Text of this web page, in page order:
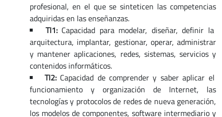
profesional, en el que se sinteticen las competencias
adquiridas en las enseñanzas.
TI1: Capacidad para modelar, diseñar, definir la
arquitectura, implantar, gestionar, operar, administrar
y mantener aplicaciones, redes, sistemas, servicios y
contenidos informáticos.
TI2: Capacidad de comprender y saber aplicar el
funcionamiento y organización de Internet, las
tecnologías y protocolos de redes de nueva generación,
los modelos de componentes, software intermediario y